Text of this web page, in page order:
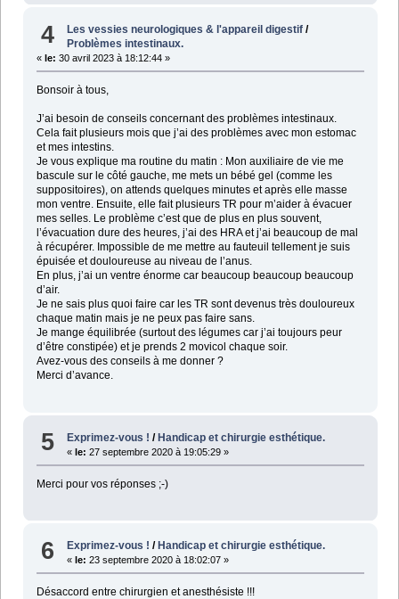
4 Les vessies neurologiques & l'appareil digestif /
Problèmes intestinaux.
« le: 30 avril 2023 à 18:12:44 »
Bonsoir à tous,
J’ai besoin de conseils concernant des problèmes intestinaux.
Cela fait plusieurs mois que j’ai des problèmes avec mon estomac
et mes intestins.
Je vous explique ma routine du matin : Mon auxiliaire de vie me
bascule sur le côté gauche, me mets un bébé gel (comme les
suppositoires), on attends quelques minutes et après elle masse
mon ventre. Ensuite, elle fait plusieurs TR pour m’aider à évacuer
mes selles. Le problème c’est que de plus en plus souvent,
l’évacuation dure des heures, j’ai des HRA et j’ai beaucoup de mal
à récupérer. Impossible de me mettre au fauteuil tellement je suis
épuisée et douloureuse au niveau de l’anus.
En plus, j’ai un ventre énorme car beaucoup beaucoup beaucoup
d’air.
Je ne sais plus quoi faire car les TR sont devenus très douloureux
chaque matin mais je ne peux pas faire sans.
Je mange équilibrée (surtout des légumes car j’ai toujours peur
d’être constipée) et je prends 2 movicol chaque soir.
Avez-vous des conseils à me donner ?
Merci d’avance.
5 Exprimez-vous ! /Handicap et chirurgie esthétique.
«le: 27 septembre 2020 à 19:05:29 »
Merci pour vos réponses ;-)
6 Exprimez-vous ! / Handicap et chirurgie esthétique.
« le: 23 septembre 2020 à 18:02:07 »
Désaccord entre chirurgien et anesthésiste !!!